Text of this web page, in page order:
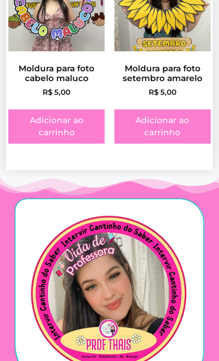
Moldura para foto
cabelo maluco
R$ 5,00
Adicionar ao
carrinho
Moldura para foto
setembro amarelo
R$5,00
Adicionar ao
carrinho